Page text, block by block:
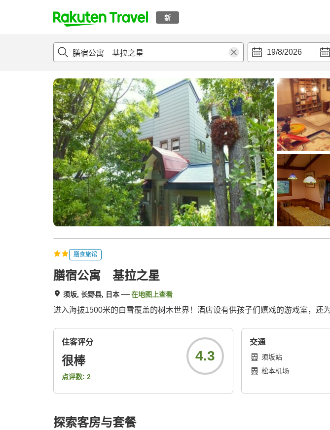
新
t
p
a
g
e
_
s
e
a
r
c
h
19/8/2026
概况 客房及住宿套餐评论设施
膳食旅馆
膳宿公寓 基拉之星
须坂, 长野县, 日本 在地图上查看
进入海拔1500米的白雪覆盖的树木世界！酒店设有供孩子们嬉戏的游戏室，还
住客评分
很棒
点评数: 2
4.3
交通
须坂站
松本机场
探索客房与套餐